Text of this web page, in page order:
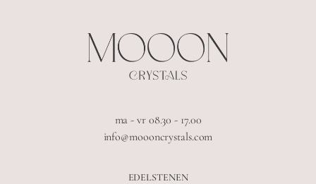
ma - vr 08.30 - 17.00
info@moooncrystals.com
EDELSTENEN